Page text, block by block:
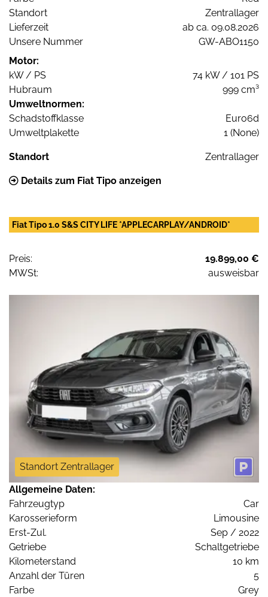
Standort
Zentrallager
Lieferzeit
ab ca. 09.08.2026
Unsere Nummer
GW-ABO1150
Motor:
kW / PS
74 kW / 101 PS
Hubraum
999 cm³
Umweltnormen:
Schadstoffklasse
Euro6d
Umweltplakette
1 (None)
Standort Zentrallager
Details zum Fiat Tipo anzeigen
Fiat Tipo 1.0 S&S CITY LIFE *APPLECARPLAY/ANDROID*
Preis:
19.899,00 €
MWSt:
ausweisbar
Standort Zentrallager
Allgemeine Daten:
Fahrzeugtyp
Car
Karosserieform
Limousine
Erst-Zul.
Sep / 2022
Getriebe
Schaltgetriebe
Kilometerstand
10 km
Anzahl der Türen
5
Farbe
Grey